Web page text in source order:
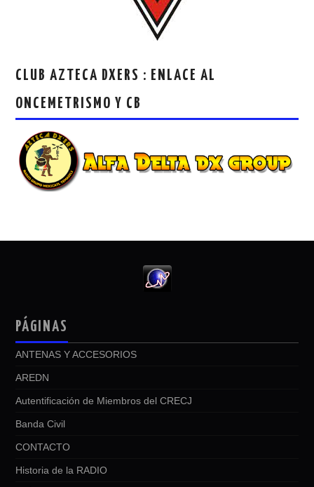
CLUB AZTECA DXERS : ENLACE AL
ONCEMETRISMO Y CB
PÁGINAS
ANTENAS Y ACCESORIOS
AREDN
Autentificación de Miembros del CRECJ
Banda Civil
CONTACTO
Historia de la RADIO